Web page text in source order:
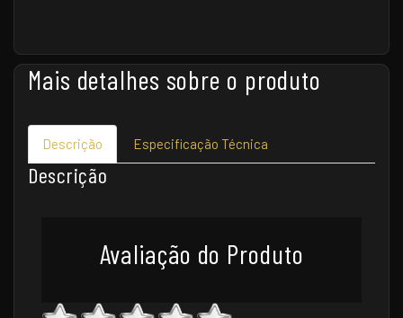
Mais detalhes sobre o produto
Descrição Especificação Técnica
Descrição
Avaliação do Produto